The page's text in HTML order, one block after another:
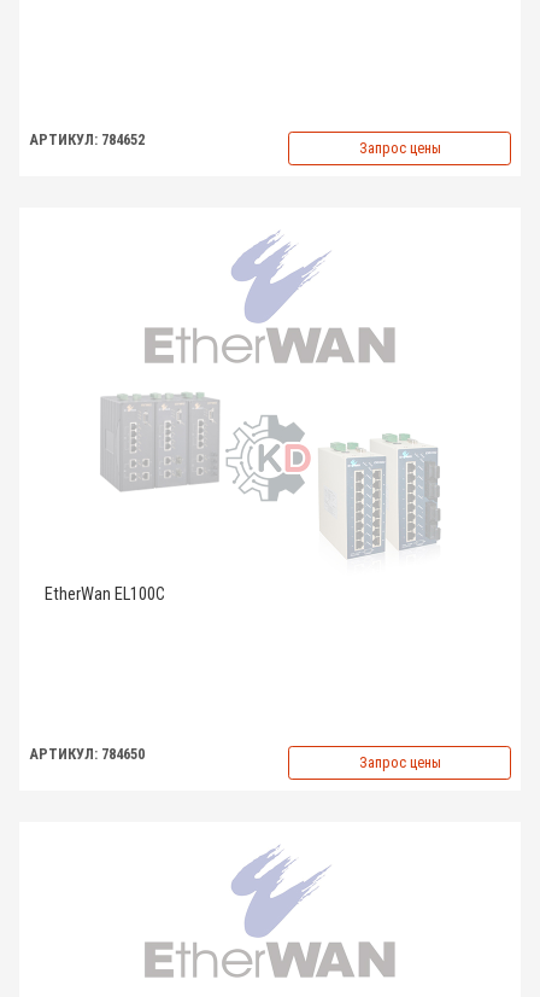
АРТИКУЛ: 784652 Запрос цены
EtherWan EL100C
АРТИКУЛ: 784650 Запрос цены